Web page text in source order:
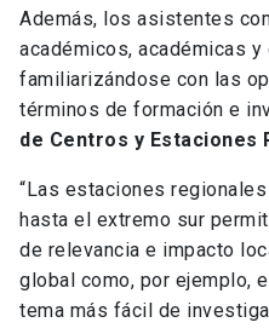
Además, los asistentes
académicos, académicas
familiarizándose con las
términos de formación e
de Centros y Estaciones
“Las estaciones
hasta el extremo sur
de relevancia e impacto
global como, por ejemplo,
tema más fácil de